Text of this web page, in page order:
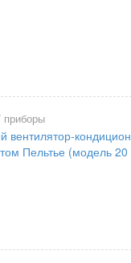
приборы
Пельтье (модель 20